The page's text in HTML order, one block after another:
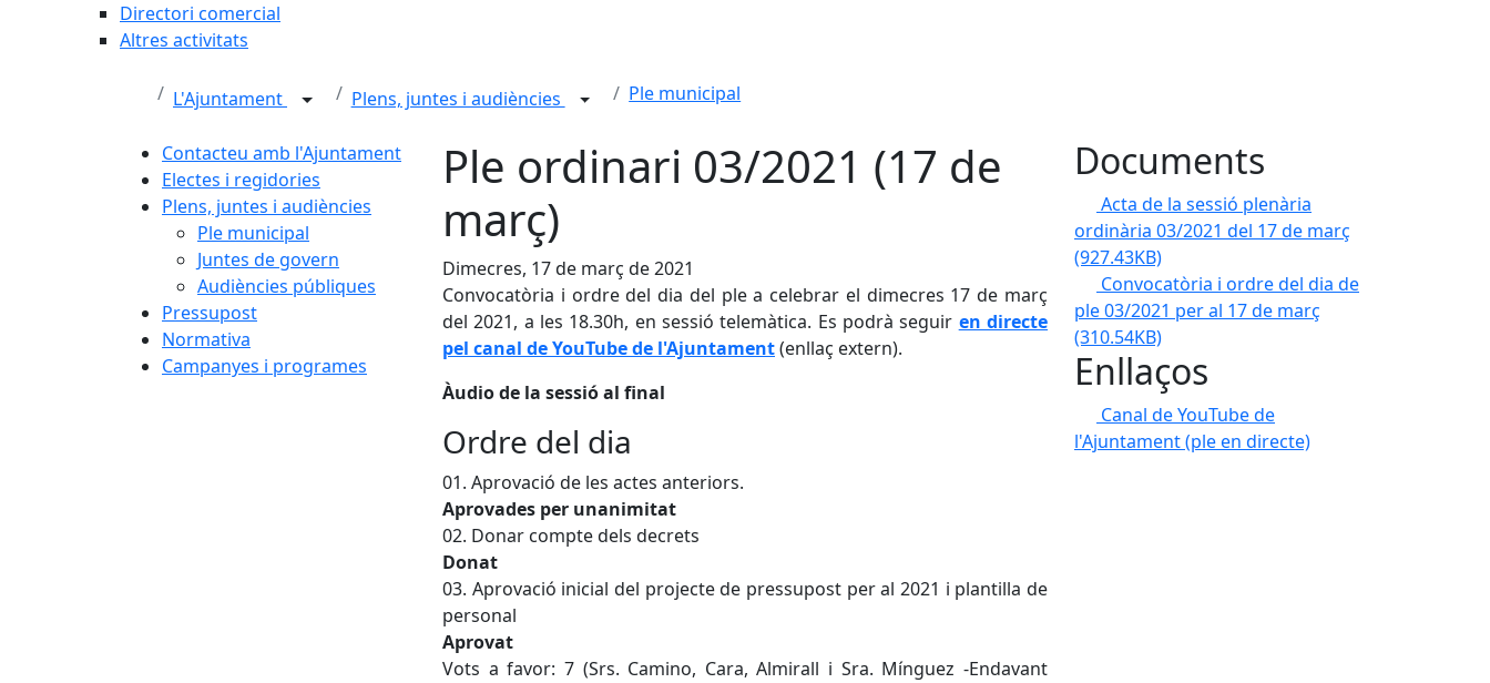
Directori comercial
Altres activitats
L'Ajuntament Plens, juntes i audiències Ple municipal
Contacteu amb l'Ajuntament
Electes i regidories
Plens, juntes i audiències
Ple municipal
Juntes de govern
Audiències públiques
Pressupost
Normativa
Campanyes i programes
Ple ordinari 03/2021 (17 de
març)
Dimecres, 17 de març de 2021
Convocatòria i ordre del dia del ple a celebrar el dimecres 17 de març
del 2021, a les 18.30h, en sessió telemàtica. Es podrà seguir en directe
pel canal de YouTube de l'Ajuntament(enllaç extern).
Àudio de la sessió al final
Ordre del dia
01. Aprovació de les actes anteriors.
Aprovades per unanimitat
02. Donar compte dels decrets
Donat
03. Aprovació inicial del projecte de pressupost per al 2021 i plantilla de
personal
Aprovat
Vots a favor: 7 (Srs. Camino, Cara, Almirall i Sra. Mínguez -Endavant
Documents
Acta de la sessió plenària
ordinària 03/2021 del 17 de març
(927.43KB)
Convocatòria i ordre del dia de
ple 03/2021 per al 17 de març
(310.54KB)
Enllaços
Canal de YouTube de
l'Ajuntament (ple en directe)